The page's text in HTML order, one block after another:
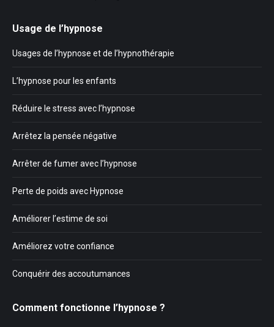
Usage de l’hypnose
Usages de l’hypnose et de l’hypnothérapie
L’hypnose pour les enfants
Réduire le stress avec l’hypnose
Arrêtez la pensée négative
Arrêter de fumer avec l’hypnose
Perte de poids avec Hypnose
Améliorer l’estime de soi
Améliorez votre confiance
Conquérir des accoutumances
Comment fonctionne l’hypnose ?